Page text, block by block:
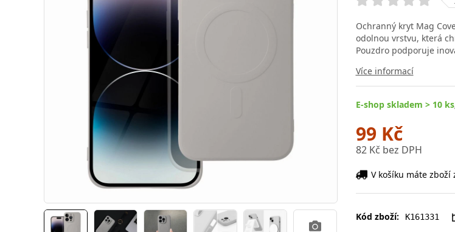
Ochranný kryt Mag
odolnou vrstvu, která
Pouzdro podporuje
Více informací
E-shop skladem > 10 ks
99 Kč
82 Kč bez DPH
V košíku máte zboží
Kód zboží: K161331